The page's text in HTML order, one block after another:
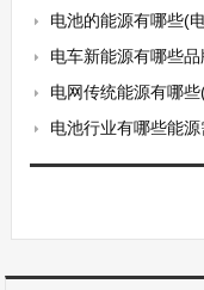
电池的能源有哪些(
电车新能源有哪些
电网传统能源有哪些(
电池行业有哪些能